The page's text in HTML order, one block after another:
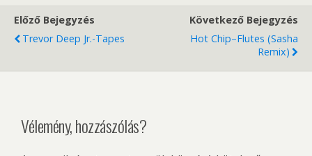
Előző Bejegyzés
Trevor Deep Jr.-Tapes
Következő Bejegyzés
Hot Chip–Flutes (Sasha
Remix)
Vélemény, hozzászólás?